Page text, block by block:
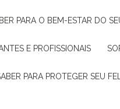
PARA O BEM-ESTAR DO
E PROFISSIONAIS
PARA PROTEGER SEU